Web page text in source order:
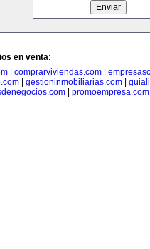
en venta:
comprarviviendas.com
| gestioninmobiliarias.com|
promoempresa.com